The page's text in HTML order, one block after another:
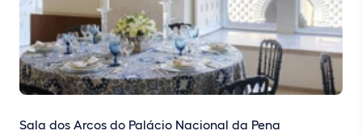
Sala dos Arcos do Palácio Nacional da Pena